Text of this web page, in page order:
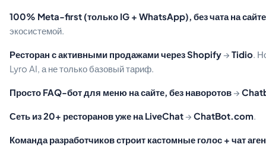
100% Meta-first (только IG + WhatsApp), без чата на сайте
экосистемой.
Ресторан с активными продажами через Shopify → Tidio.
Lyro AI, а не только базовый тариф.
Просто FAQ-бот для меню на сайте, без наворотов →
Сеть из 20+ ресторанов уже на LiveChat → ChatBot.com.
Команда разработчиков строит кастомные голос + чат